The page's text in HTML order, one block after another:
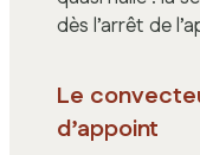
dès l’arrêt de
Le
d’appoint